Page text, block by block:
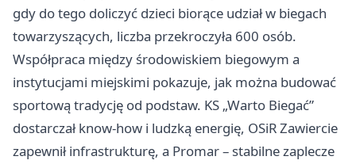
gdy do tego doliczyć dzieci biorące udział w biegach
towarzyszących, liczba przekroczyła 600 osób.
Współpraca między środowiskiem biegowym a
instytucjami miejskimi pokazuje, jak można budować
sportową tradycję od podstaw. KS „Warto Biegać”
dostarczał know-how i ludzką energię, OSiR Zawiercie
zapewnił infrastrukturę, a Promar – stabilne zaplecze